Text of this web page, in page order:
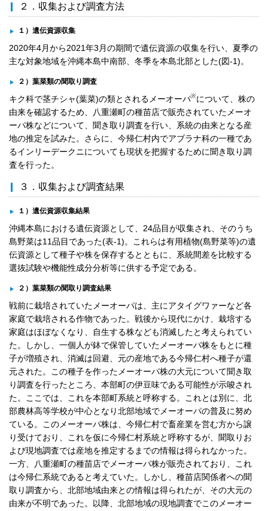
２．収集および調査方法
１）遺伝資源収集
2020年4月から2021年3月の期間で遺伝資源の収集を行い、夏季の
主な対象地域を沖縄本島中南部、冬季を本島北部とした(図-1)。
２）葉菜類の聞取り調査
キク科で茎チシャ(葉菜)の類とされるメーオーパ※について、株の
由来を確認するため、八重瀬町の種苗店で販売されていたメーオ
ーパ株などについて、聞き取り調査を行い、系統の由来となる産
地の推定を試みた。さらに、今帰仁村内でアブラナ科の一種であ
るインリーデークニについても現状を把握するために聞き取り調
査を行った。
３．収集および調査結果
１）遺伝資源収集結果
沖縄本島における遺伝資源として、24品目が収集され、そのうち
島野菜は11品目であった(表-1)。これらは有用植物(島野菜等)の遺
伝資源として種子や株を保存するとともに、系統間差を比較する
選抜試験や機能性成分分析等に供する予定である。
２）葉菜類の聞取り調査結果
戦前に栽培されていたメーオーパは、主にアタイグワァーなど各
家庭で栽培される作物であった。戦後から現代にかけ、栽培する
家庭はほぼなくなり、自生する株なども消滅したと考えられてい
た。しかし、一個人が鉢で保管していたメーオーパ株をもとに種
子が増殖され、消滅は回避、元の産地である今帰仁村へ種子が還
元された。この種子を作ったメーオーパ株の大元について聞き取
り調査を行ったところ、本部町の伊豆味である可能性が示唆され
た。ここでは、これを本部町系統と呼称する。これとは別に、北
部農林高等学校が中心となり北部地域でメーオーパの普及に努め
ている。このメーオーパ株は、今帰仁村で畜産業を営む方から譲
り受けており、これを仮に今帰仁村系統と呼称するが、聞取りお
よび現地調査では産地を推定するまでの情報は得られなかった。
一方、八重瀬町の種苗店でメーオーパ株が販売されており、これ
は今帰仁系統であると考えていた。しかし、種苗店関係者への聞
取り調査から、北部地域由来との情報は得られたが、その大元の
由来が不明であった。以降、北部地域の現地調査でこのメーオー